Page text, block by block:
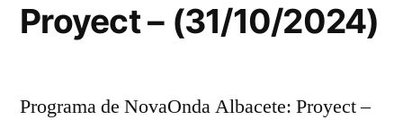
Proyect – (31/10/2024)
Programa de NovaOnda Albacete: Proyect –